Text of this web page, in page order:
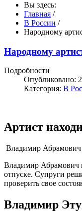
Вы здесь:
Главная /
В России /
Народному
Народному
Подробности
Опубликовано:
Категория: В
Артист
Владимир Абрамович
Владимир Абрамович
отпуске. Супруги
проверить свое
Владимир